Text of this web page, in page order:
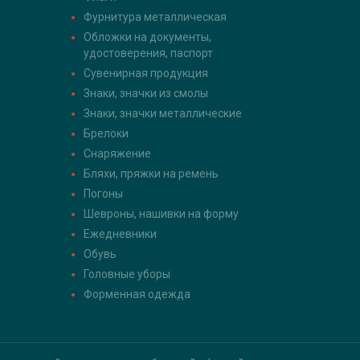
Фурнитура металлическая
Обложки на документы,
удостоверения, паспорт
Сувенирная продукция
Знаки, значки из смолы
Знаки, значки металлические
Брелоки
Снаряжение
Бляхи, пряжки на ремень
Погоны
Шевроны, нашивки на форму
Ежедневники
Обувь
Головные уборы
Форменная одежда